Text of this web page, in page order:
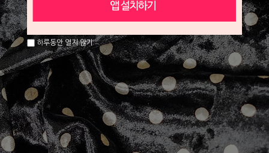
하루동안 열지 않기